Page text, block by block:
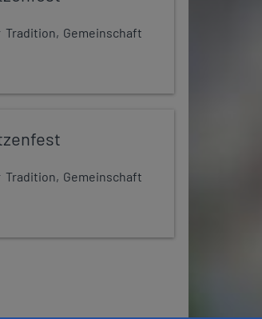
Gemeinschaft
Gemeinschaft